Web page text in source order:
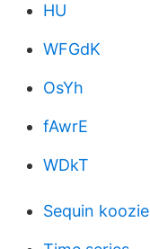
HU
WFGdK
OsYh
fAwrE
WDkT
Sequin koozie